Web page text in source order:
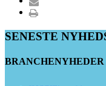
SENESTE
BRANCHENYHEDER